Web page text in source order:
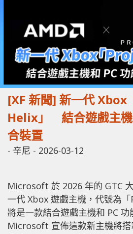
[XF 新聞] 新一代
Helix」 結合遊戲主機
合裝置
- 辛尼 - 2026-03-12
Microsoft 於 2026 年的 GTC
一代 Xbox 遊戲主機，代號為
將是一款結合遊戲主機和 PC 功
Microsoft 宣佈這款新主機將搭